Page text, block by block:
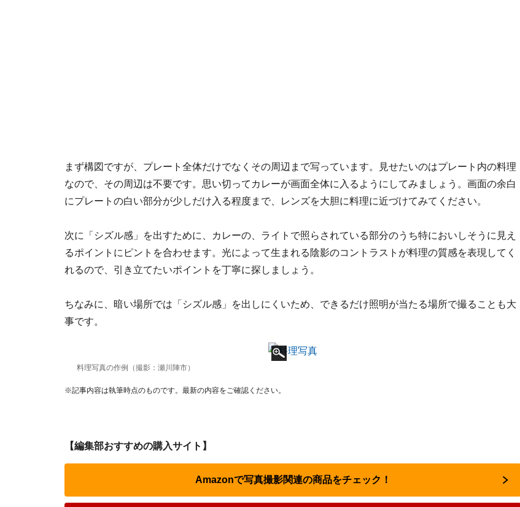
まず構図ですが、プレート全体だけでなくその周辺まで写っています。見せたいのはプレート内の料理
なので、その周辺は不要です。思い切ってカレーが画面全体に入るようにしてみましょう。画面の余白
にプレートの白い部分が少しだけ入る程度まで、レンズを大胆に料理に近づけてみてください。
次に「シズル感」を出すために、カレーの、ライトで照らされている部分のうち特においしそうに見え
るポイントにピントを合わせます。光によって生まれる陰影のコントラストが料理の質感を表現してく
れるので、引き立てたいポイントを丁寧に探しましょう。
ちなみに、暗い場所では「シズル感」を出しにくいため、できるだけ照明が当たる場所で撮ることも大
事です。
料理写真の作例（撮影：瀬川陣市）
※記事内容は執筆時点のものです。最新の内容をご確認ください。
【編集部おすすめの購入サイト】
Amazonで写真撮影関連の商品をチェック！